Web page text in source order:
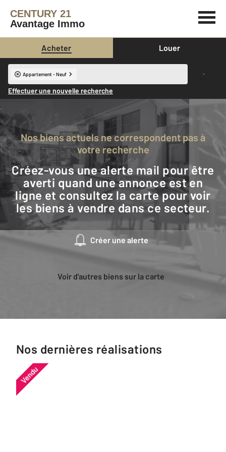
CENTURY 21
Avantage Immo
Acheter Louer
Appartement - Neuf
Effectuer une nouvelle recherche
Nos biens actuels ne correspondent pas à
votre recherche
Créez-vous une alerte mail pour être
averti quand une annonce est en
ligne et consultez la carte pour voir
les biens à vendre dans ce secteur.
Créer une alerte
Voir d'autres biens sur la carte
Nos dernières réalisations
Vendu